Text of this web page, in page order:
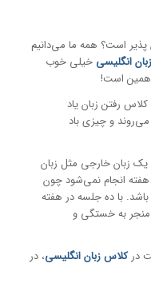
پذیر است؟ همه ما می‌دانیم
انگلیسی خیلی خوب
همین است!
رفتن زبان یاد
و چیزی باد
یک زبان خارجی مثل زبان
انجام نمی‌شود چون
با ده جلسه در هفته
به خستگی و
درکلاس زبان انگلیسی، در